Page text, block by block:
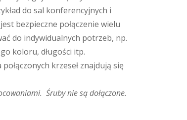
do sal konferencyjnych i
bezpieczne połączenie wielu
do indywidualnych potrzeb, np.
koloru, długości itp.
krzeseł znajdują się
Śruby nie są dołączone.